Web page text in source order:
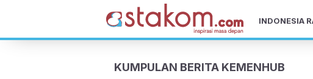
INDONESIA
KUMPULAN BERITA KEMENHUB